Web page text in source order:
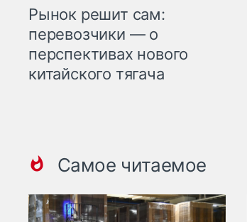
Рынок решит сам:
перевозчики — о
перспективах нового
китайского тягача
Самое читаемое